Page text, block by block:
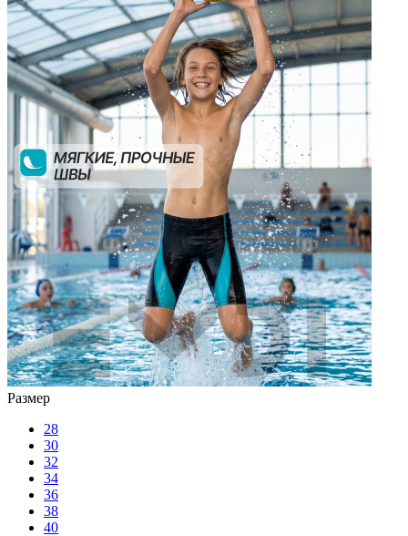
Размер
28
30
32
34
36
38
40